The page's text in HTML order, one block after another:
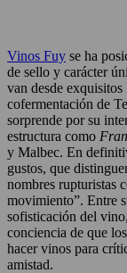
Vinos Fuy se ha
de sello y carácter
van desde
cofermentación de
sorprende por su
estructura como
y Malbec. En
gustos, que
nombres rupturistas
movimiento”. Entre
sofisticación del
conciencia de que
hacer vinos para
amistad.